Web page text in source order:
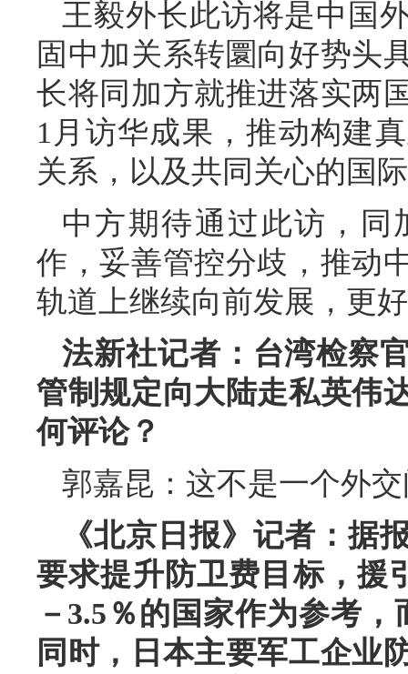
王毅外长此访将是中国
固中加关系转圜向好势头
长将同加方就推进落实两
1月访华成果，推动构建
关系，以及共同关心的国
中方期待通过此访，同
作，妥善管控分歧，推动
轨道上继续向前发展，更
法新社记者：台湾检察
管制规定向大陆走私英伟
何评论？
郭嘉昆：这不是一个外
《北京日报》记者：据
要求提升防卫费目标，援
－3.5％的国家作为参考
同时，日本主要军工企业